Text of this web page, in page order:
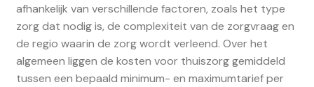
afhankelijk van verschillende factoren, zoals het type
zorg dat nodig is, de complexiteit van de zorgvraag en
de regio waarin de zorg wordt verleend. Over het
algemeen liggen de kosten voor thuiszorg gemiddeld
tussen een bepaald minimum- en maximumtarief per